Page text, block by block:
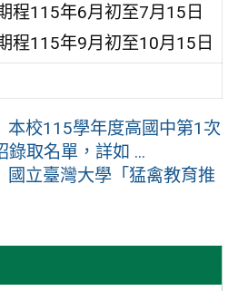
程115年6月初至7月15日
程115年9月初至10月15日
本校115學年度高國中第1次
取名單，詳如 ...
國立臺灣大學「猛禽教育推